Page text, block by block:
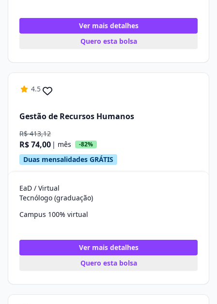
Ver mais detalhes
Quero esta bolsa
4.5
Gestão de Recursos Humanos
R$ 413,12
R$ 74,00 | mês -82%
Duas mensalidades GRÁTIS
EaD / Virtual
Tecnólogo (graduação)
Campus 100% virtual
Ver mais detalhes
Quero esta bolsa